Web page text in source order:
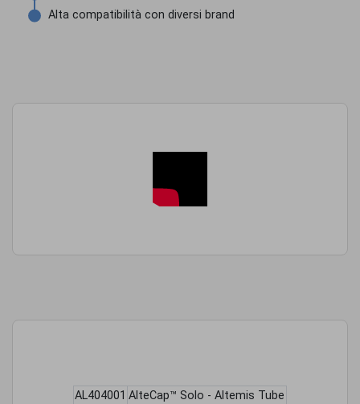
Alta compatibilità con diversi brand
AL404001 AlteCap™ Solo - Altemis Tube